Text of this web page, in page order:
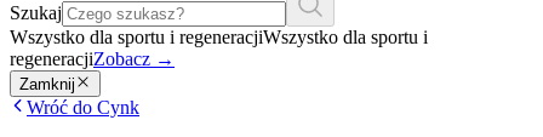
Szukaj
Wszystko dla sportu i regeneracjiWszystko dla sportu i
regeneracjiZobacz →
Zamknij
Wróć do Cynk